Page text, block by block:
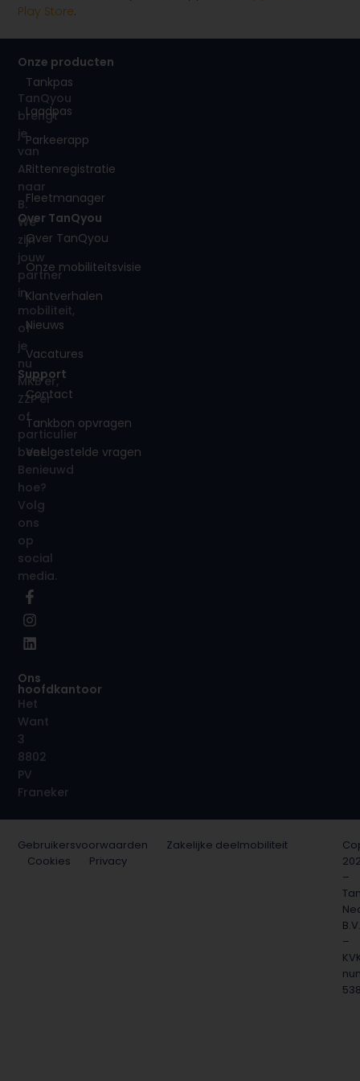
Play Store.
TanQyou
brengt
je
van
A
naar
B.
We
zijn
jouw
partner
in
mobiliteit,
of
je
nu
MKB’er,
ZZP’er
of
particulier
bent.
Benieuwd
hoe?
Volg
ons
op
social
media.
Ons
hoofdkantoor
Het
Want
3
8802
PV
Franeker
Onze producten
Tankpas
Laadpas
Parkeerapp
Rittenregistratie
Fleetmanager
Over TanQyou
Over TanQyou
Onze mobiliteitsvisie
Klantverhalen
Nieuws
Vacatures
Support
Contact
Tankbon opvragen
Veelgestelde vragen
Gebruikersvoorwaarden
Zakelijke deelmobiliteit
Cookies
Privacy
–
B.V.
–